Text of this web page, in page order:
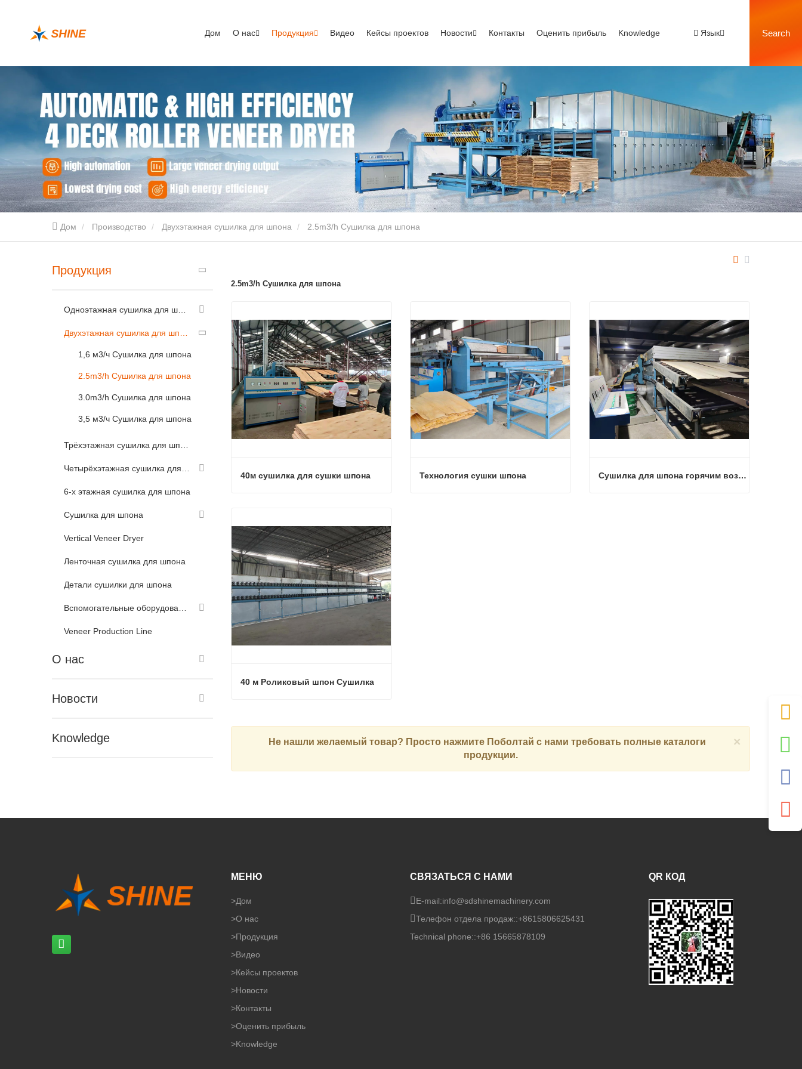
Дом О нас Продукция Видео Кейсы проектов Новости Контакты Оценить прибыль Knowledge Язык Search
Дом Производство Двухэтажная сушилка для шпона 2.5m3/h Сушилка для шпона
Продукция
1,6 м3/ч Сушилка для шпона
2.5m3/h Сушилка для шпона
3.0m3/h Сушилка для шпона
3,5 м3/ч Сушилка для шпона
6-х этажная сушилка для шпона
Сушилка для шпона
Vertical Veneer Dryer
Ленточная сушилка для шпона
Детали сушилки для шпона
Veneer Production Line
О нас
Новости
Knowledge
2.5m3/h Сушилка для шпона
40м сушилка для сушки шпона Технология сушки шпона Сушилка для шпона горячим воздухом
40 м Роликовый шпон Сушилка
×
Не нашли желаемый товар? Просто нажмите Поболтай с нами требовать полные каталоги
продукции.
МЕНЮ
>Дом
>О нас
>Продукция
>Видео
>Кейсы проектов
>Новости
>Контакты
>Оценить прибыль
>Knowledge
СВЯЗАТЬСЯ С НАМИ
E-mail:info@sdshinemachinery.com
Телефон отдела продаж::+8615806625431
Technical phone::+86 15665878109
QR КОД